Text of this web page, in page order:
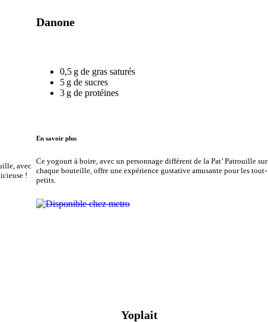
avec
!
Danone
0,5 g de gras saturés
5 g de sucres
3 g de protéines
En savoir plus
Ce yogourt à boire, avec un personnage différent de la Pat’ Patrouille sur
chaque bouteille, offre une expérience gustative amusante pour les tout-
petits.
Yoplait